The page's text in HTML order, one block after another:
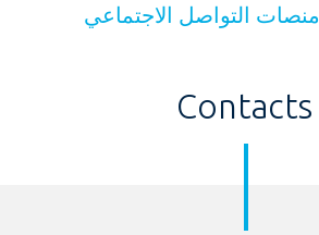
منصات التواصل الاجتماعي
Contacts